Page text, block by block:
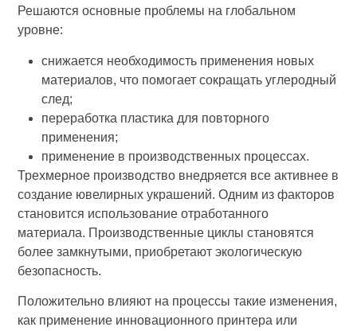
Решаются основные проблемы на глобальном
уровне:
снижается необходимость применения новых
материалов, что помогает сокращать углеродный
след;
переработка пластика для повторного
применения;
применение в производственных процессах.
Трехмерное производство внедряется все активнее в
создание ювелирных украшений. Одним из факторов
становится использование отработанного
материала. Производственные циклы становятся
более замкнутыми, приобретают экологическую
безопасность.
Положительно влияют на процессы такие изменения,
как применение инновационного принтера или